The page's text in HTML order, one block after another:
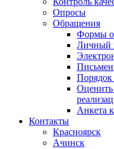
Опросы
Обращения
Формы
Личный
Порядок
Оценить
Анкета
Контакты
Красноярск
Ачинск